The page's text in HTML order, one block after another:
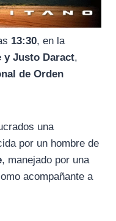
13:30, en la
y Justo Daract,
de Orden
una
por un hombre de
, manejado por una
acompañante a